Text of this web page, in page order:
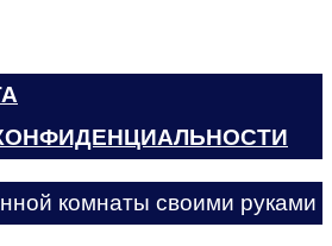
комнаты своими руками